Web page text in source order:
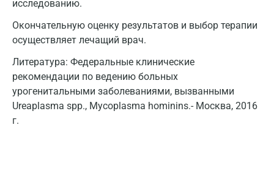
исследованию.
Окончательную оценку результатов и выбор терапии
осуществляет лечащий врач.
Литература: Федеральные клинические
рекомендации по ведению больных
урогенитальными заболеваниями, вызванными
Ureaplasma spp., Mycoplasma hominins.- Москва, 2016
г.
Наро-Фоминск
Нижневартовск
Нижнекамск
Новокузнецк